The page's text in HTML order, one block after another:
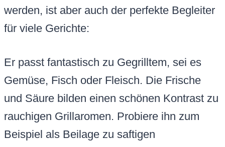
werden, ist aber auch der perfekte Begleiter
für viele Gerichte:
Er passt fantastisch zu Gegrilltem, sei es
Gemüse, Fisch oder Fleisch. Die Frische
und Säure bilden einen schönen Kontrast zu
rauchigen Grillaromen. Probiere ihn zum
Beispiel als Beilage zu saftigen